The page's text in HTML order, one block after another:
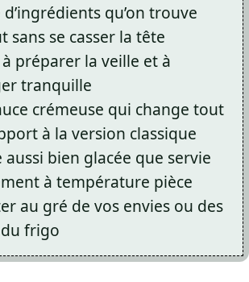
d’ingrédients qu’on trouve
sans se casser la tête
préparer la veille et à
tranquille
crémeuse qui change tout
à la version classique
aussi bien glacée que servie
à température pièce
au gré de vos envies ou des
frigo